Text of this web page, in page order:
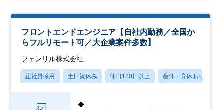
フロントエンドエンジニア【自社内勤務／全国か
らフルリモート可／大企業案件多数】
フェンリル株式会社
正社員採用 土日祝休み 休日120日以上 産休・育休あり
◆